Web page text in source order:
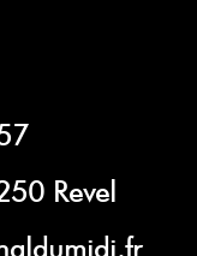
Revel